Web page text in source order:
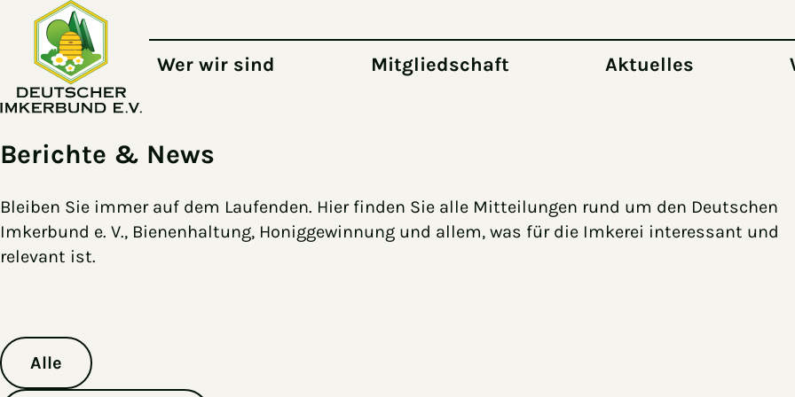
Zum Hauptinhalt springen
Wer wir sind Mitgliedschaft Aktuelles
Berichte & News
Bleiben Sie immer auf dem Laufenden. Hier finden Sie alle Mitteilungen rund um den Deutschen
Imkerbund e. V., Bienenhaltung, Honiggewinnung und allem, was für die Imkerei interessant und
relevant ist.
Alle